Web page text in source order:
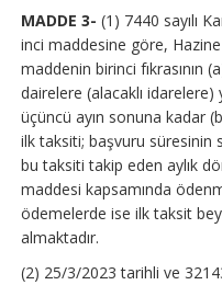
MADDE 3- (1) 7440 sayılı
inci maddesine göre,
maddenin birinci
dairelere (alacaklı
üçüncü ayın sonuna kadar
ilk taksiti; başvuru süresinin
bu taksiti takip eden aylık
maddesi kapsamında
ödemelerde ise ilk taksit
almaktadır.
(2) 25/3/2023 tarihli ve 32143